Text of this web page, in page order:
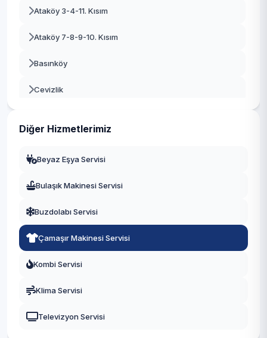
Beykoz
Beylikdüzü
Eyüpsultan
Fatih
Ataköy 3-4-11. Kısım
Ataköy 7-8-9-10. Kısım
Basınköy
Cevizlik
Diğer Hizmetlerimiz
Beyaz Eşya Servisi
Bulaşık Makinesi Servisi
Buzdolabı Servisi
Çamaşır Makinesi Servisi
Kombi Servisi
Klima Servisi
Televizyon Servisi